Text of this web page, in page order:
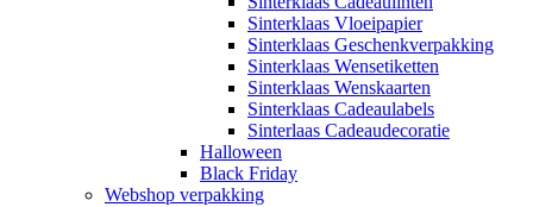
Sinterklaas Vloeipapier
Sinterklaas Geschenkverpakking
Sinterklaas Wensetiketten
Sinterklaas Wenskaarten
Sinterklaas Cadeaulabels
Sinterlaas Cadeaudecoratie
Halloween
Black Friday
Webshop verpakking